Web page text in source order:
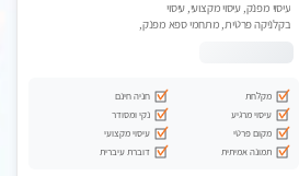
עיסוי מפנק, עיסוי מקצועי, עיסוי
בקלניקה פרטית, מתחמי ספא מפנק,
מקלחת
חניה חינם
עיסוי מרגיע
נקי ומסודר
מקום פרטי
עיסוי מקצועי
תמונה אמיתית
דוברת עיברית